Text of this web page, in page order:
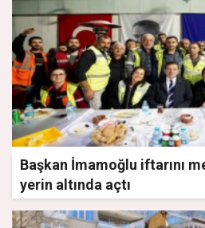
Başkan İmamoğlu iftarını
yerin altında açtı